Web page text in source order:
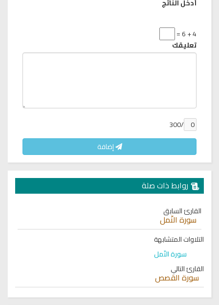
أدخل الناتج
4 + 6 =
تعليقك
/300
إضافة
روابط ذات صلة
القارئ السابق
سورة النّمل
التلاوات المتشابهة
سورة النّمل
القارئ التالي
سورة القصص